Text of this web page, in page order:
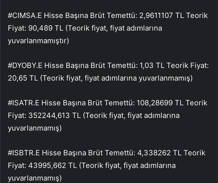
#CIMSA.E Hisse Başına Brüt Temettü: 2,9611107 TL Teorik
Fiyat: 90,489 TL (Teorik fiyat, fiyat adımlarına
yuvarlanmamıştır)
#DYOBY.E Hisse Başına Brüt Temettü: 1,03 TL Teorik Fiyat:
20,65 TL (Teorik fiyat, fiyat adımlarına yuvarlanmamış)
#ISATR.E Hisse Başına Brüt Temettü: 108,28699 TL Teorik
Fiyat: 352244,613 TL (Teorik fiyat, fiyat adımlarına
yuvarlanmamış)
#ISBTR.E Hisse Başına Brüt Temettü: 4,338262 TL Teorik
Fiyat: 43995,662 TL (Teorik fiyat, fiyat adımlarına
yuvarlanmamış)